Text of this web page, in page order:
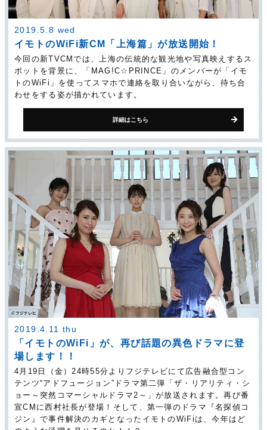
2019.5.8 wed
イモトのWiFi新CM「上海篇」が放送開始！
今回の新TVCMでは、上海の伝統的な観光地や写真映えするス
ポットを背景に、「MAG!C☆PRINCE」のメンバーが「イモ
トのWiFi」を使ってスマホで連絡を取り合いながら、待ち合
わせをする姿が描かれています。
詳細はこちら
2019.4.11 thu
「イモトのWiFi」が、再び話題の異色ドラマに登
場します！！
4月19日（金）24時55分よりフジテレビにて広告融合型コン
テンツ“アドフュージョン”ドラマ第二弾「ザ・リアリティ・シ
ョー～突然コマーシャルドラマ2～」が放送されます。再び番
宣CMに西村社長が登場！そして、第一弾のドラマ『名探偵コ
ジン』で事件解決のカギとなったイモトのWiFiは、今年はど